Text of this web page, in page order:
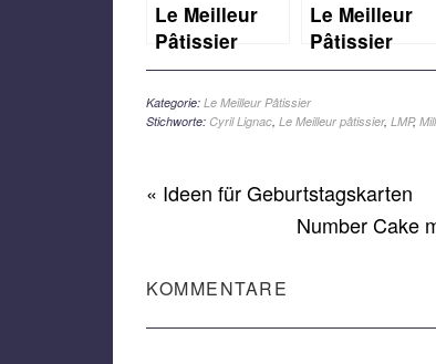
Le Meilleur
Pâtissier
Staffel 7, 6.
Woche: Melo-
Cakes
Le Meilleur
Pâtissier
Staffel 7, 7.
Woche:
Calavera
Kategorie: Le Meilleur Pâtissier
Stichworte: Cyril Lignac, Le Meilleur pâtissier, LMP,
« Ideen für Geburtstagskarten
Number Cake
KOMMENTARE